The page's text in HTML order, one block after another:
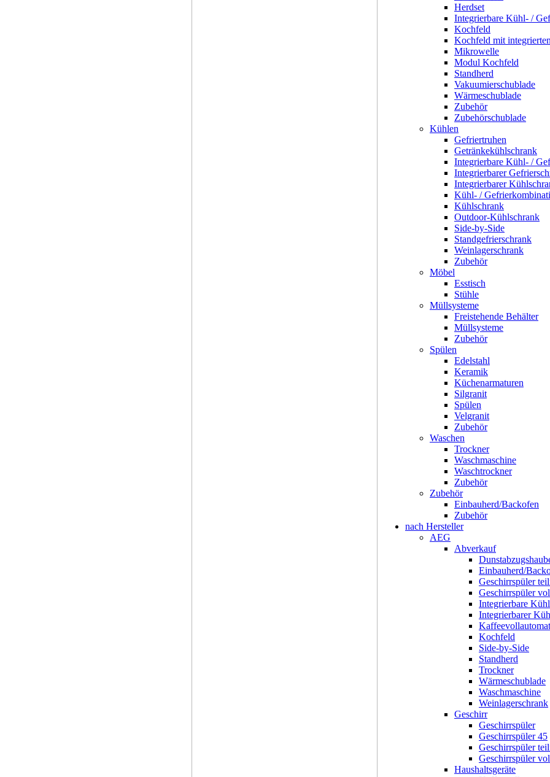
Herdset
Integrierbare Kühl- /
Kochfeld
Kochfeld mit
Mikrowelle
Modul Kochfeld
Standherd
Vakuumierschublade
Wärmeschublade
Zubehör
Zubehörschublade
Kühlen
Gefriertruhen
Getränkekühlschrank
Integrierbare Kühl- /
Integrierbarer
Integrierbarer
Kühl- /
Kühlschrank
Outdoor-Kühlschrank
Side-by-Side
Standgefrierschrank
Weinlagerschrank
Zubehör
Möbel
Esstisch
Stühle
Müllsysteme
Freistehende Behälter
Müllsysteme
Zubehör
Spülen
Edelstahl
Keramik
Küchenarmaturen
Silgranit
Spülen
Velgranit
Zubehör
Waschen
Trockner
Waschmaschine
Waschtrockner
Zubehör
Zubehör
Einbauherd/Backofen
Zubehör
nach Hersteller
AEG
Abverkauf
Einbauherd/
Geschirrspüler
Geschirrspüler
Integrierbare
Integrierbarer
Kochfeld
Side-by-Side
Standherd
Trockner
Wärmeschublade
Waschmaschine
Weinlagerschrank
Geschirr
Geschirrspüler
Geschirrspüler 45
Geschirrspüler
Geschirrspüler
Haushaltsgeräte